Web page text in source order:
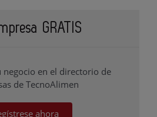
GRATIS
negocio en el directorio de
de TecnoAlimen
ahora